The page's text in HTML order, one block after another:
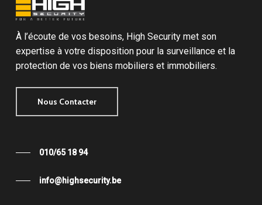
À l’écoute de vos besoins, High Security met son
expertise à votre disposition pour la surveillance et la
protection de vos biens mobiliers et immobiliers.
Nous Contacter
010/65 18 94
info@highsecurity.be